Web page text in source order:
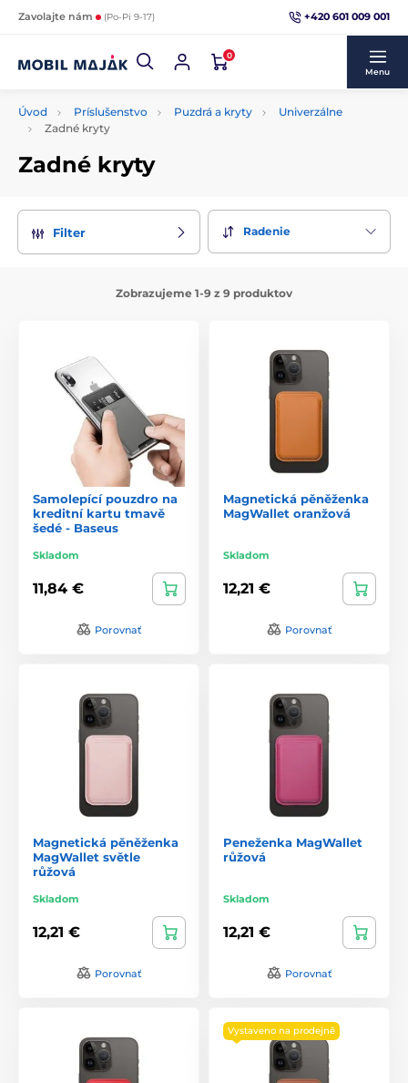
Zavolajte nám (Po-Pi 9-17) +420 601 009 001
0
Menu
Úvod Príslušenstvo Puzdrá a kryty
Univerzálne
Zadné kryty
Zadné kryty
Filter Radenie
Zobrazujeme 1-9 z 9 produktov
Samolepící pouzdro na
kreditní kartu tmavě
šedé - Baseus
Skladom
11,84 €
Porovnať
Magnetická pěněženka
MagWallet oranžová
Skladom
12,21 €
Porovnať
Magnetická pěněženka
MagWallet světle
růžová
Skladom
12,21 €
Porovnať
Peneženka MagWallet
růžová
Skladom
12,21 €
Porovnať
Vystaveno na prodejně